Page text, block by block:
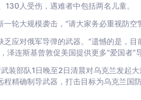
人受伤，遇难者中包括两名儿童。
大规模袭击，“请大家务必重视防空警
对俄军导弹的武器。“遗憾的是，目
连斯基曾敦促美国提供更多“爱国者”
部队1日晚至2日清晨对乌克兰发起大
精确制导武器，打击目标为乌克兰国